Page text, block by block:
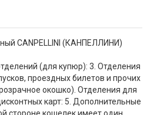
CANPELLINI (КАНПЕЛЛИНИ)
(для купюр): 3. Отделения
проездных билетов и прочих
окошко). Отделения для
карт: 5. Дополнительные